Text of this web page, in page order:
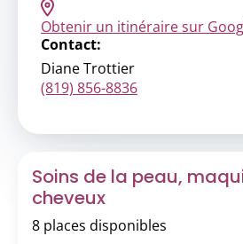
Soins de la peau,
cheveux
8 places disponibles
Obtenir un itinéraire sur
Contact:
Diane Trottier
(819) 856-8836